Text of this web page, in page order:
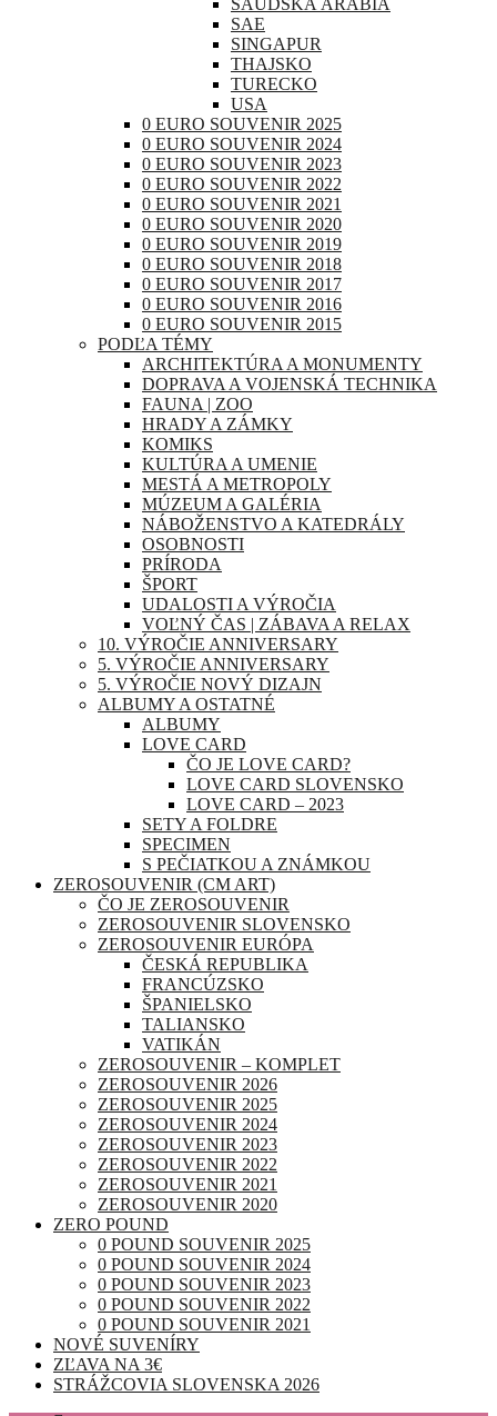
SAUDSKÁ ARÁBIA
SAE
SINGAPUR
THAJSKO
TURECKO
USA
0 EURO SOUVENIR 2025
0 EURO SOUVENIR 2024
0 EURO SOUVENIR 2023
0 EURO SOUVENIR 2022
0 EURO SOUVENIR 2021
0 EURO SOUVENIR 2020
0 EURO SOUVENIR 2019
0 EURO SOUVENIR 2018
0 EURO SOUVENIR 2017
0 EURO SOUVENIR 2016
0 EURO SOUVENIR 2015
PODĽA TÉMY
ARCHITEKTÚRA A MONUMENTY
DOPRAVA A VOJENSKÁ TECHNIKA
FAUNA | ZOO
HRADY A ZÁMKY
KOMIKS
KULTÚRA A UMENIE
MESTÁ A METROPOLY
MÚZEUM A GALÉRIA
NÁBOŽENSTVO A KATEDRÁLY
OSOBNOSTI
PRÍRODA
ŠPORT
UDALOSTI A VÝROČIA
VOĽNÝ ČAS | ZÁBAVA A RELAX
10. VÝROČIE ANNIVERSARY
5. VÝROČIE ANNIVERSARY
5. VÝROČIE NOVÝ DIZAJN
ALBUMY A OSTATNÉ
ALBUMY
LOVE CARD
ČO JE LOVE CARD?
LOVE CARD SLOVENSKO
LOVE CARD – 2023
SETY A FOLDRE
SPECIMEN
S PEČIATKOU A ZNÁMKOU
ZEROSOUVENIR (CM ART)
ČO JE ZEROSOUVENIR
ZEROSOUVENIR SLOVENSKO
ZEROSOUVENIR EURÓPA
ČESKÁ REPUBLIKA
FRANCÚZSKO
ŠPANIELSKO
TALIANSKO
VATIKÁN
ZEROSOUVENIR – KOMPLET
ZEROSOUVENIR 2026
ZEROSOUVENIR 2025
ZEROSOUVENIR 2024
ZEROSOUVENIR 2023
ZEROSOUVENIR 2022
ZEROSOUVENIR 2021
ZEROSOUVENIR 2020
ZERO POUND
0 POUND SOUVENIR 2025
0 POUND SOUVENIR 2024
0 POUND SOUVENIR 2023
0 POUND SOUVENIR 2022
0 POUND SOUVENIR 2021
NOVÉ SUVENÍRY
ZĽAVA NA 3€
STRÁŽCOVIA SLOVENSKA 2026